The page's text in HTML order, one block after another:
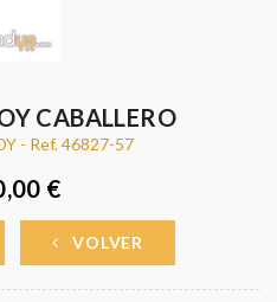
CABALLERO
- Ref. 46827-57
€
VOLVER